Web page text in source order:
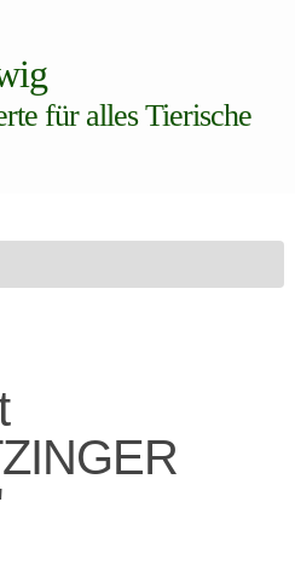
für alles Tierische